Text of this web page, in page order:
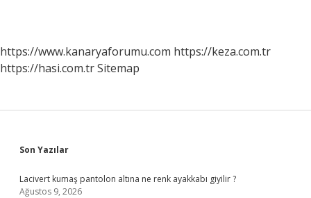
https://www.kanaryaforumu.com https://keza.com.tr
https://hasi.com.trSitemap
Sidebar
Son Yazılar
Lacivert kumaş pantolon altına ne renk ayakkabı giyilir ?
Ağustos 9, 2026